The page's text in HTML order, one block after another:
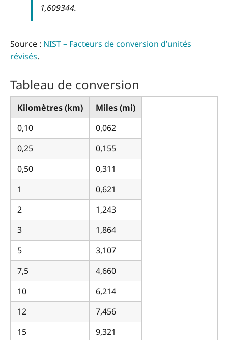
1,609344.
Source : NIST – Facteurs de conversion d’unités
révisés.
Tableau de conversion
Kilomètres (km)
Miles (mi)
0,10
0,062
0,25
0,155
0,50
0,311
1
0,621
2
1,243
3
1,864
5
3,107
7,5
4,660
10
6,214
12
7,456
15
9,321